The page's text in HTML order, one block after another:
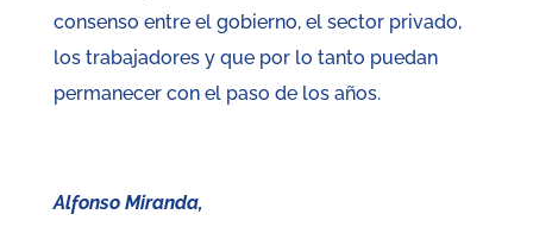
consenso entre el gobierno, el sector privado,
los trabajadores y que por lo tanto puedan
permanecer con el paso de los años.
Alfonso Miranda,